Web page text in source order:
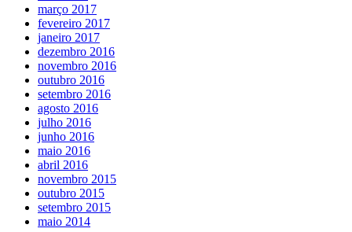
março 2017
fevereiro 2017
janeiro 2017
dezembro 2016
novembro 2016
outubro 2016
setembro 2016
agosto 2016
julho 2016
junho 2016
maio 2016
abril 2016
novembro 2015
outubro 2015
setembro 2015
maio 2014